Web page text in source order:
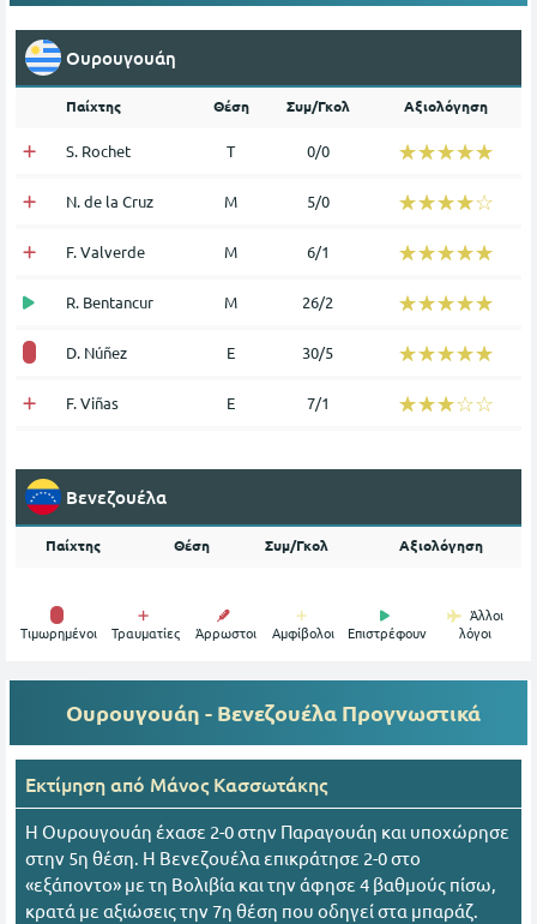
Ουρουγουάη
Παίχτης Θέση Συμ/Γκολ Αξιολόγηση
S. Rochet Τ 0/0 ☆☆☆☆☆
★★★★★
N. de la Cruz Μ 5/0 ☆☆☆☆☆
★★★★★
F. Valverde Μ 6/1 ☆☆☆☆☆
★★★★★
R. Bentancur Μ 26/2 ☆☆☆☆☆
★★★★★
D. Núñez Ε 30/5 ☆☆☆☆☆
★★★★★
F. Viñas Ε 7/1 ☆☆☆☆☆
★★★★★
Βενεζουέλα
Παίχτης Θέση Συμ/Γκολ Αξιολόγηση
Tιμωρημένοι Τραυματίες Άρρωστοι Αμφίβολοι Επιστρέφουν
Άλλοι
λόγοι
Ουρουγουάη - Βενεζουέλα Προγνωστικά
Εκτίμηση από Mάνος Κασσωτάκης
Η Ουρουγουάη έχασε 2-0 στην Παραγουάη και υποχώρησε
στην 5η θέση. Η Βενεζουέλα επικράτησε 2-0 στο
«εξάποντο» με τη Βολιβία και την άφησε 4 βαθμούς πίσω,
κρατά με αξιώσεις την 7η θέση που οδηγεί στα μπαράζ.